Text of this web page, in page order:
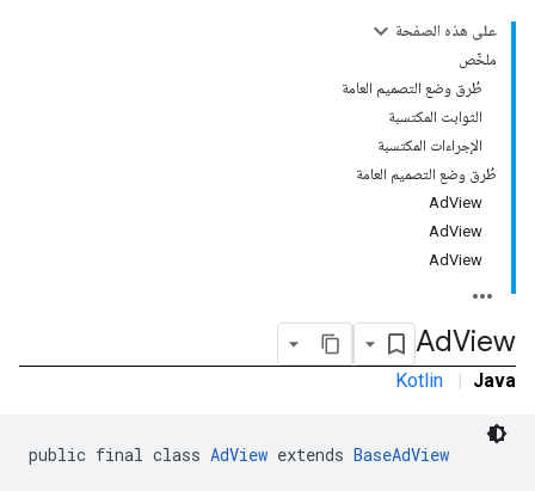
على هذه الصفحة
ملخّص
طُرق وضع التصميم العامة
الثوابت المكتسبة
الإجراءات المكتسبة
طُرق وضع التصميم العامة
AdView
AdView
AdView
AdView
Kotlin | Java
public final class AdView extends BaseAdView